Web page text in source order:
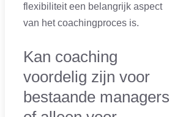
flexibiliteit een belangrijk aspect
van het coachingproces is.
Kan coaching
voordelig zijn voor
bestaande managers